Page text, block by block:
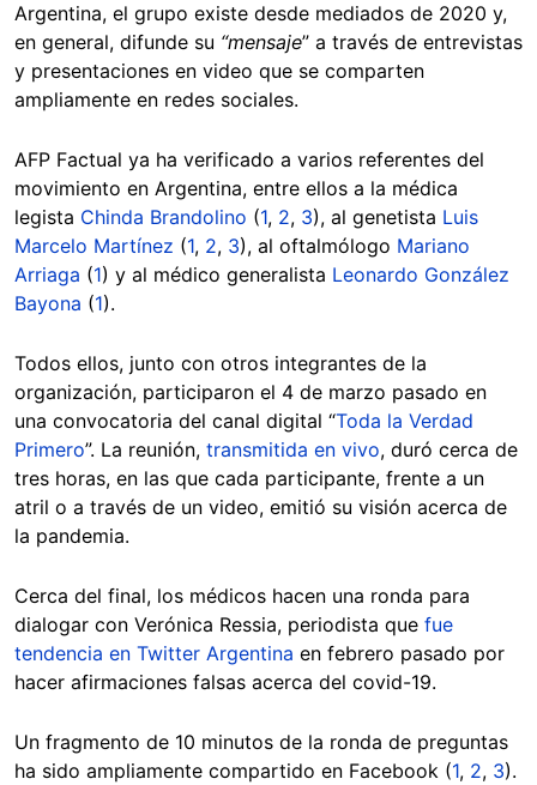
Argentina, el grupo existe desde mediados de 2020 y,
en general, difunde su “mensaje” a través de entrevistas
y presentaciones en video que se comparten
ampliamente en redes sociales.
AFP Factual ya ha verificado a varios referentes del
movimiento en Argentina, entre ellos a la médica
legista Chinda Brandolino (1, 2, 3), al genetista Luis
Marcelo Martínez (1, 2, 3), al oftalmólogo Mariano
Arriaga (1) y al médico generalista Leonardo González
Bayona (1).
Todos ellos, junto con otros integrantes de la
organización, participaron el 4 de marzo pasado en
una convocatoria del canal digital “Toda la Verdad
Primero”. La reunión, transmitida en vivo, duró cerca de
tres horas, en las que cada participante, frente a un
atril o a través de un video, emitió su visión acerca de
la pandemia.
Cerca del final, los médicos hacen una ronda para
dialogar con Verónica Ressia, periodista que fue
tendencia en Twitter Argentina en febrero pasado por
hacer afirmaciones falsas acerca del covid-19.
Un fragmento de 10 minutos de la ronda de preguntas
ha sido ampliamente compartido en Facebook (1, 2, 3).